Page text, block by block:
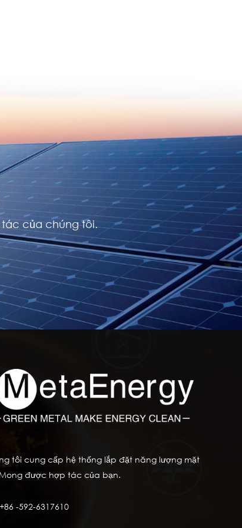
của chúng tôi.
tôi cung cấp hệ thống lắp đặt năng lượng mặt
được hợp tác của bạn.
+86 -592-6317610